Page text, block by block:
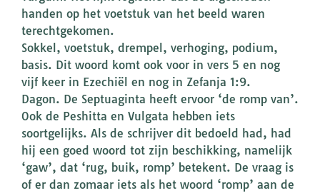
handen op het voetstuk van het beeld waren
terechtgekomen.
Sokkel, voetstuk, drempel, verhoging, podium,
basis. Dit woord komt ook voor in vers 5 en nog
vijf keer in Ezechiël en nog in Zefanja 1:9.
Dagon. De Septuaginta heeft ervoor ‘de romp van’.
Ook de Peshitta en Vulgata hebben iets
soortgelijks. Als de schrijver dit bedoeld had, had
hij een goed woord tot zijn beschikking, namelijk
‘gaw’, dat ‘rug, buik, romp’ betekent. De vraag is
of er dan zomaar iets als het woord ‘romp’ aan de